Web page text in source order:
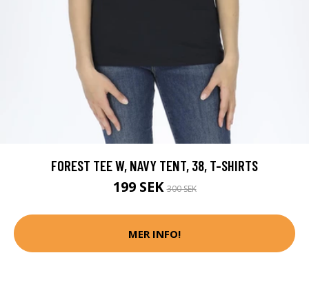
FOREST TEE W, NAVY TENT, 38, T-SHIRTS
199 SEK300 SEK
MER INFO!